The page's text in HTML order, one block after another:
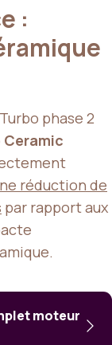
:
phase 2
Ceramic
réduction de
par rapport aux
moteur